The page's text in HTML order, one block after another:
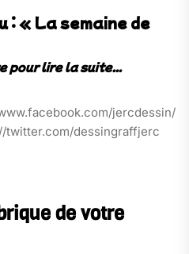
: « La semaine de
jercdessin/
twitter.com/dessingraffjerc
de votre